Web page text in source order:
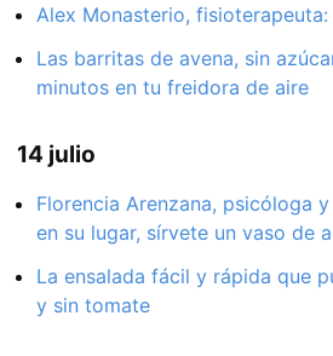
Alex Monasterio,
Las barritas de avena, sin
minutos en tu freidora de aire
14 julio
Florencia Arenzana, psicóloga
en su lugar, sírvete un vaso de
La ensalada fácil y rápida que
y sin tomate